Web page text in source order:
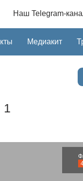
Наш Telegram-
Медиакит
1